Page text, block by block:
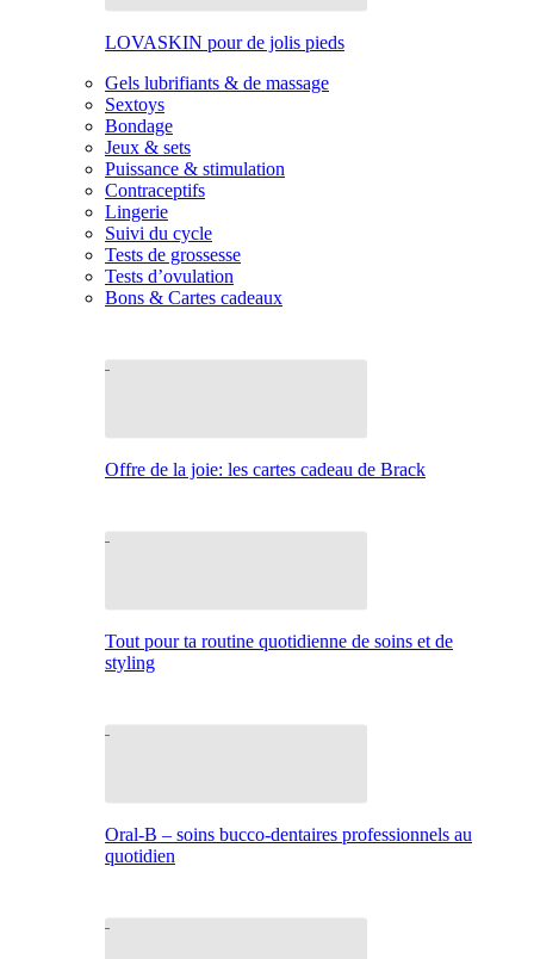
LOVASKIN pour de jolis pieds
Gels lubrifiants & de massage
Sextoys
Bondage
Jeux & sets
Puissance & stimulation
Contraceptifs
Lingerie
Suivi du cycle
Tests de grossesse
Tests d’ovulation
Bons & Cartes cadeaux
Offre de la joie: les cartes cadeau de Brack
Tout pour ta routine quotidienne de soins et de
styling
Oral-B – soins bucco-dentaires professionnels au
quotidien